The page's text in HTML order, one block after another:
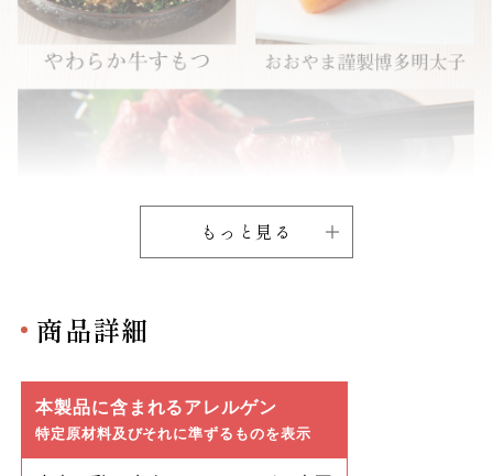
もっと見る
商品詳細
本製品に含まれるアレルゲン
特定原材料及びそれに準ずるものを表示